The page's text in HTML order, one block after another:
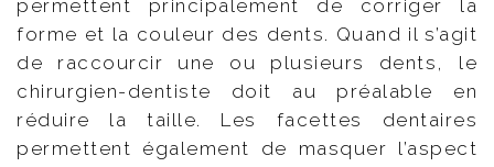
permettent principalement de corriger la
forme et la couleur des dents. Quand il s’agit
de raccourcir une ou plusieurs dents, le
chirurgien-dentiste doit au préalable en
réduire la taille. Les facettes dentaires
permettent également de masquer l’aspect